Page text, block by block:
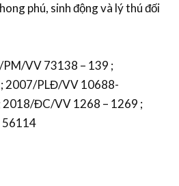
phú, sinh động và lý thú đối
VV 73138 – 139 ;
2007/PLĐ/VV 10688-
ĐC/VV 1268 – 1269 ;